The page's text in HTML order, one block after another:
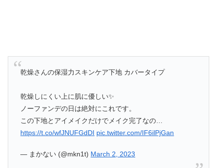
乾燥さんの保湿力スキンケア下地 カバータイプ
乾燥しにくい上に肌に優しい✨
ノーファンデの日は絶対にこれです。
この下地とアイメイクだけでメイク完了なの…
https://t.co/wfJNUFGdDI pic.twitter.com/IF6ilPjGan
— まかない (@mkn1t) March 2, 2023